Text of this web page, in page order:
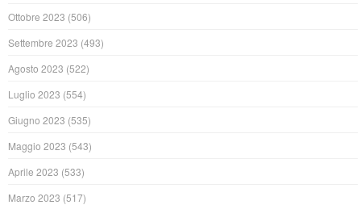
Ottobre 2023 (506)
Settembre 2023 (493)
Agosto 2023 (522)
Luglio 2023 (554)
Giugno 2023 (535)
Maggio 2023 (543)
Aprile 2023 (533)
Marzo 2023 (517)